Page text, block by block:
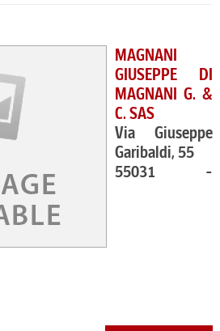
MAGNANI
GIUSEPPE DI
MAGNANI G. &
C. SAS
Via Giuseppe
Garibaldi, 55
55031 -